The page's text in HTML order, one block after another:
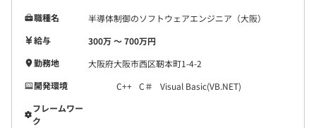
職種名
半導体制御のソフトウェアエンジニア（大阪）
給与
300万 〜 700万円
勤務地
大阪府大阪市西区靭本町1-4-2
開発環境
C++ C＃
Visual Basic(VB.NET)
フレームワー
ク